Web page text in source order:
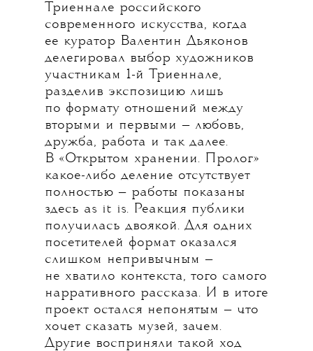
Триеннале российского
современного искусства, когда
ее куратор Валентин Дьяконов
делегировал выбор художников
участникам 1-й Триеннале,
разделив экспозицию лишь
по формату отношений между
вторыми и первыми — любовь,
дружба, работа и так далее.
В «Открытом хранении. Пролог»
какое-либо деление отсутствует
полностью — работы показаны
здесь as it is. Реакция публики
получилась двоякой. Для одних
посетителей формат оказался
слишком непривычным —
не хватило контекста, того самого
нарративного рассказа. И в итоге
проект остался непонятым — что
хочет сказать музей, зачем.
Другие восприняли такой ход